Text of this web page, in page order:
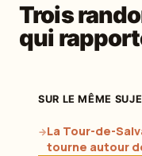
Trois
qui
SUR LE MÊME
→La Tour-de-
tourne autour